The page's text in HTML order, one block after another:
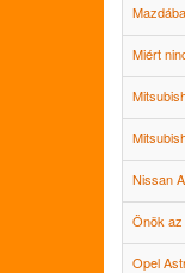
Miért
Nissan
Önök az
Opel